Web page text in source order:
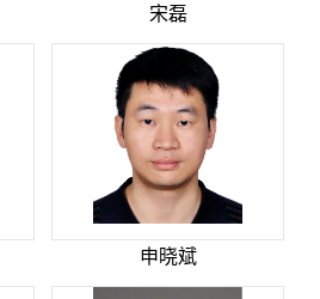
宋磊
申晓斌